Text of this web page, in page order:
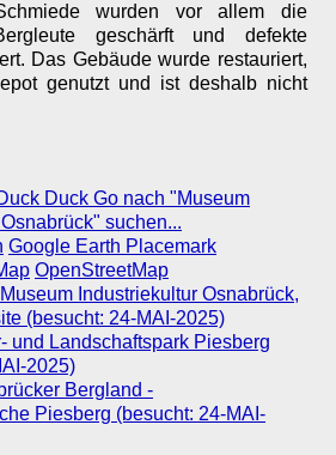
wurden vor allem die
geschärft und defekte
Das Gebäude wurde restauriert,
genutzt und ist deshalb nicht
Duck Go nach "Museum
suchen...
Google Earth Placemark
OpenStreetMap
Industriekultur Osnabrück,
(besucht: 24-MAI-2025)
und Landschaftspark Piesberg
2025)
Bergland -
Piesberg (besucht: 24-MAI-